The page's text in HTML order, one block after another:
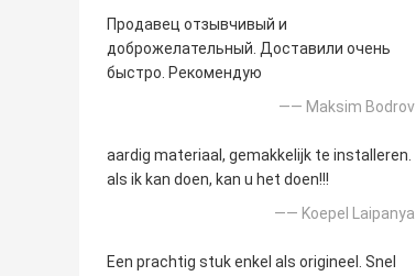
Продавец отзывчивый и
доброжелательный. Доставили очень
быстро. Рекомендую
—— Maksim Bodrov
aardig materiaal, gemakkelijk te installeren.
als ik kan doen, kan u het doen!!!
—— Koepel Laipanya
Een prachtig stuk enkel als origineel. Snel